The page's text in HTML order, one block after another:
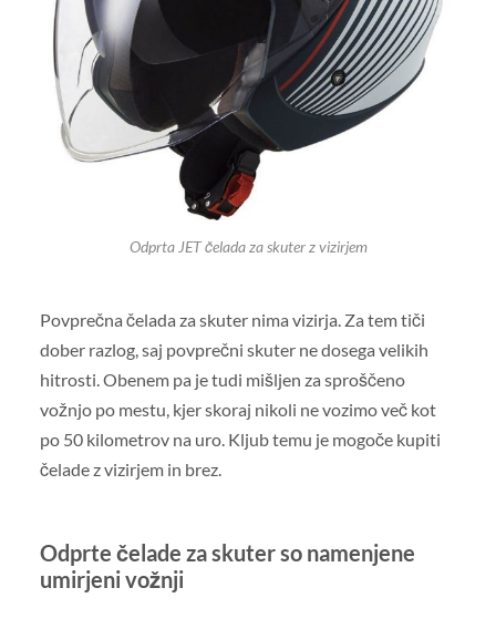
Odprta JET čelada za skuter z vizirjem
Povprečna čelada za skuter nima vizirja. Za tem tiči
dober razlog, saj povprečni skuter ne dosega velikih
hitrosti. Obenem pa je tudi mišljen za sproščeno
vožnjo po mestu, kjer skoraj nikoli ne vozimo več kot
po 50 kilometrov na uro. Kljub temu je mogoče kupiti
čelade z vizirjem in brez.
Odprte čelade za skuter so namenjene
umirjeni vožnji